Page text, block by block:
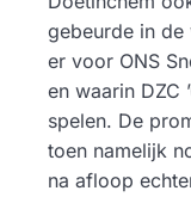
gebeurde in
er voor ONS
en waarin DZC
spelen. De
toen namelijk
na afloop